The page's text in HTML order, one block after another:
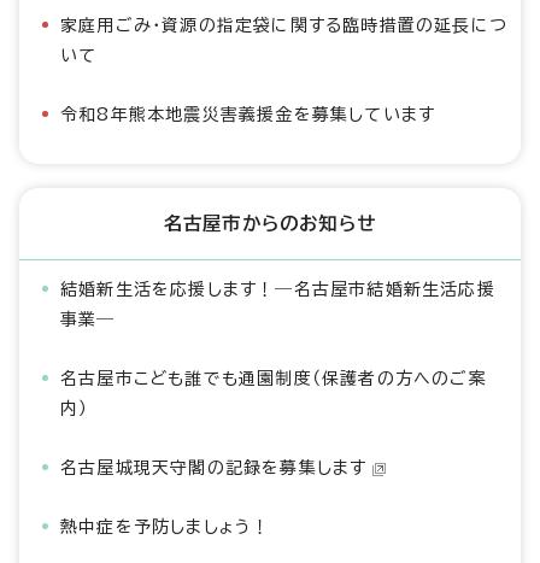
家庭用ごみ・資源の指定袋に関する臨時措置の延長につ
いて
令和8年熊本地震災害義援金を募集しています
名古屋市からのお知らせ
結婚新生活を応援します！―名古屋市結婚新生活応援
事業―
名古屋市こども誰でも通園制度（保護者の方へのご案
内）
名古屋城現天守閣の記録を募集します
熱中症を予防しましょう！